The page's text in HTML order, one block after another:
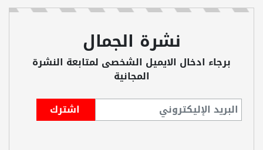
نشرة الجمال
برجاء ادخال الايميل الشخصى لمتابعة النشرة
المجانية